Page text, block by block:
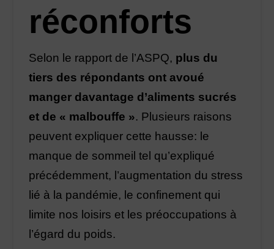
réconforts
Selon le rapport de l’ASPQ, plus du
tiers des répondants ont avoué
manger davantage d’aliments sucrés
et de « malbouffe ». Plusieurs raisons
peuvent expliquer cette hausse: le
manque de sommeil tel qu’expliqué
précédemment, l’augmentation du stress
lié à la pandémie, le confinement qui
limite nos loisirs et les préoccupations à
l’égard du poids.